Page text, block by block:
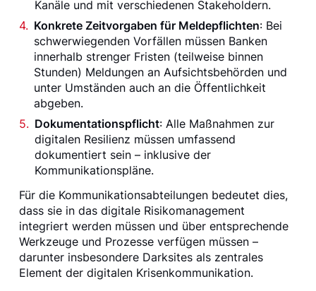
Kanäle und mit verschiedenen Stakeholdern.
Konkrete Zeitvorgaben für Meldepflichten: Bei
schwerwiegenden Vorfällen müssen Banken
innerhalb strenger Fristen (teilweise binnen
Stunden) Meldungen an Aufsichtsbehörden und
unter Umständen auch an die Öffentlichkeit
abgeben.
Dokumentationspflicht: Alle Maßnahmen zur
digitalen Resilienz müssen umfassend
dokumentiert sein – inklusive der
Kommunikationspläne.
Für die Kommunikationsabteilungen bedeutet dies,
dass sie in das digitale Risikomanagement
integriert werden müssen und über entsprechende
Werkzeuge und Prozesse verfügen müssen –
darunter insbesondere Darksites als zentrales
Element der digitalen Krisenkommunikation.